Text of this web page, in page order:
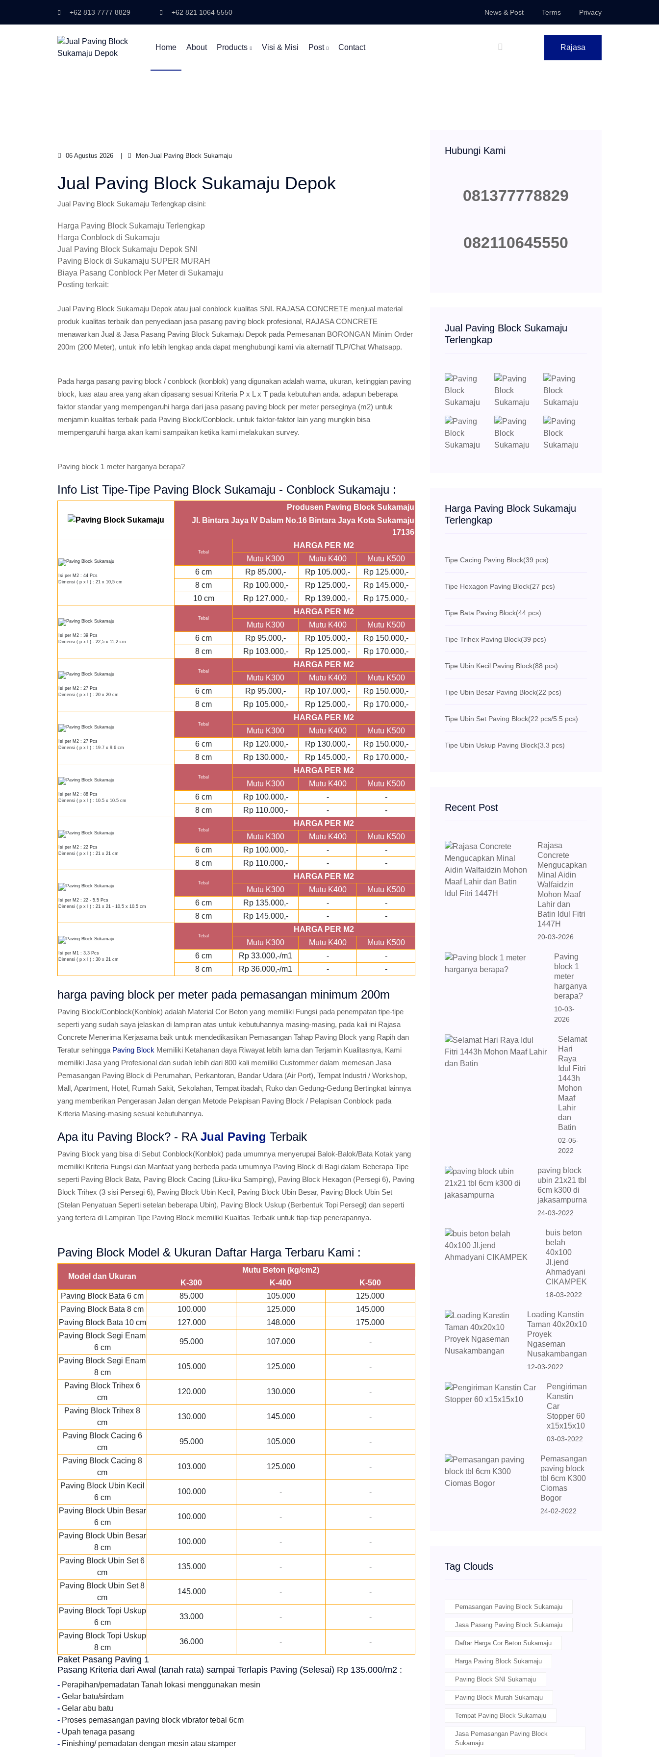
+62 813 7777 8829 +62 821 1064 5550 News & Post Terms Privacy
Home About Products Visi & Misi Post Contact Rajasa
06 Agustus 2026 Men-Jual Paving Block Sukamaju
Jual Paving Block Sukamaju Depok
Jual Paving Block Sukamaju Terlengkap disini:
Harga Paving Block Sukamaju Terlengkap
Harga Conblock di Sukamaju
Jual Paving Block Sukamaju Depok SNI
Paving Block di Sukamaju SUPER MURAH
Biaya Pasang Conblock Per Meter di Sukamaju
Posting terkait:
Jual Paving Block Sukamaju Depok atau jual conblock kualitas SNI. RAJASA CONCRETE menjual material
produk kualitas terbaik dan penyediaan jasa pasang paving block profesional, RAJASA CONCRETE
menawarkan Jual & Jasa Pasang Paving Block Sukamaju Depok pada Pemesanan BORONGAN Minim Order
200m (200 Meter), untuk info lebih lengkap anda dapat menghubungi kami via alternatif TLP/Chat Whatsapp.
Pada harga pasang paving block / conblock (konblok) yang digunakan adalah warna, ukuran, ketinggian paving
block, luas atau area yang akan dipasang sesuai Kriteria P x L x T pada kebutuhan anda. adapun beberapa
faktor standar yang mempengaruhi harga dari jasa pasang paving block per meter perseginya (m2) untuk
menjamin kualitas terbaik pada Paving Block/Conblock. untuk faktor-faktor lain yang mungkin bisa
mempengaruhi harga akan kami sampaikan ketika kami melakukan survey.
Paving block 1 meter harganya berapa?
Info List Tipe-Tipe Paving Block Sukamaju - Conblock Sukamaju :
Produsen Paving Block Sukamaju
Jl. Bintara Jaya IV Dalam No.16 Bintara Jaya Kota Sukamaju
17136
Isi per M2 : 44 Pcs
Dimensi ( p x l ) : 21 x 10,5 cm
Tebal
HARGA PER M2
Mutu K300
Mutu K400
Mutu K500
6 cm
Rp 85.000,- Rp 105.000,-
Rp 125.000,-
8 cm
Rp 100.000,- Rp 125.000,-
Rp 145.000,-
10 cm
Rp 127.000,- Rp 139.000,- Rp 175.000,-
Isi per M2 : 39 Pcs
Dimensi ( p x l ) : 22,5 x 11,2 cm
Tebal
HARGA PER M2
Mutu K300
Mutu K400
Mutu K500
6 cm
Rp 95.000,- Rp 105.000,-
Rp 150.000,-
8 cm
Rp 103.000,- Rp 125.000,- Rp 170.000,-
Isi per M2 : 27 Pcs
Dimensi ( p x l ) : 20 x 20 cm
Tebal
HARGA PER M2
Mutu K300
Mutu K400
Mutu K500
6 cm
Rp 95.000,- Rp 107.000,-
Rp 150.000,-
8 cm
Rp 105.000,- Rp 125.000,- Rp 170.000,-
Isi per M2 : 27 Pcs
Dimensi ( p x l ) : 19.7 x 9.6 cm
Tebal
HARGA PER M2
Mutu K300
Mutu K400
Mutu K500
6 cm
Rp 120.000,- Rp 130.000,-
Rp 150.000,-
8 cm
Rp 130.000,- Rp 145.000,- Rp 170.000,-
Isi per M2 : 88 Pcs
Dimensi ( p x l ) : 10.5 x 10.5 cm
Tebal
HARGA PER M2
Mutu K300
Mutu K400
Mutu K500
6 cm
Rp 100.000,- -
-
8 cm
Rp 110.000,- - -
Isi per M2 : 22 Pcs
Dimensi ( p x l ) : 21 x 21 cm
Tebal
HARGA PER M2
Mutu K300
Mutu K400
Mutu K500
6 cm
Rp 100.000,- -
-
8 cm
Rp 110.000,- - -
Isi per M2 : 22 - 5.5 Pcs
Dimensi ( p x l ) : 21 x 21 - 10,5 x 10,5 cm
Tebal
HARGA PER M2
Mutu K300
Mutu K400
Mutu K500
6 cm
Rp 135.000,- -
-
8 cm
Rp 145.000,- - -
Isi per M1 : 3.3 Pcs
Dimensi ( p x l ) : 30 x 21 cm
Tebal
HARGA PER M2
Mutu K300
Mutu K400
Mutu K500
6 cm
Rp 33.000,-/m1 -
-
8 cm
Rp 36.000,-/m1 - -
harga paving block per meter pada pemasangan minimum 200m
Paving Block/Conblock(Konblok) adalah Material Cor Beton yang memiliki Fungsi pada penempatan tipe-tipe
seperti yang sudah saya jelaskan di lampiran atas untuk kebutuhannya masing-masing, pada kali ini Rajasa
Concrete Menerima Kerjasama baik untuk mendedikasikan Pemasangan Tahap Paving Block yang Rapih dan
Teratur sehingga Paving Block Memiliki Ketahanan daya Riwayat lebih lama dan Terjamin Kualitasnya, Kami
memiliki Jasa yang Profesional dan sudah lebih dari 800 kali memiliki Custommer dalam memesan Jasa
Pemasangan Paving Block di Perumahan, Perkantoran, Bandar Udara (Air Port), Tempat Industri / Workshop,
Mall, Apartment, Hotel, Rumah Sakit, Sekolahan, Tempat ibadah, Ruko dan Gedung-Gedung Bertingkat lainnya
yang memberikan Pengerasan Jalan dengan Metode Pelapisan Paving Block / Pelapisan Conblock pada
Kriteria Masing-masing sesuai kebutuhannya.
Apa itu Paving Block? - RA Jual Paving Terbaik
Paving Block yang bisa di Sebut Conblock(Konblok) pada umumnya menyerupai Balok-Balok/Bata Kotak yang
memiliki Kriteria Fungsi dan Manfaat yang berbeda pada umumnya Paving Block di Bagi dalam Beberapa Tipe
seperti Paving Block Bata, Paving Block Cacing (Liku-liku Samping), Paving Block Hexagon (Persegi 6), Paving
Block Trihex (3 sisi Persegi 6), Paving Block Ubin Kecil, Paving Block Ubin Besar, Paving Block Ubin Set
(Stelan Penyatuan Seperti setelan beberapa Ubin), Paving Block Uskup (Berbentuk Topi Persegi) dan seperti
yang tertera di Lampiran Tipe Paving Block memiliki Kualitas Terbaik untuk tiap-tiap penerapannya.
Paving Block Model & Ukuran Daftar Harga Terbaru Kami :
Model dan Ukuran
Mutu Beton (kg/cm2)
K-300
K-400
K-500
Paving Block Bata 6 cm
85.000 105.000
125.000
Paving Block Bata 8 cm
100.000 125.000
145.000
Paving Block Bata 10 cm
127.000 148.000
175.000
Paving Block Segi Enam
6 cm
95.000 107.000 -
Paving Block Segi Enam
8 cm
105.000 125.000 -
Paving Block Trihex 6
cm
120.000 130.000 -
Paving Block Trihex 8
cm
130.000 145.000 -
Paving Block Cacing 6
cm
95.000 105.000 -
Paving Block Cacing 8
cm
103.000 125.000 -
Paving Block Ubin Kecil
6 cm
100.000 - -
Paving Block Ubin Besar
6 cm
100.000 - -
Paving Block Ubin Besar
8 cm
100.000 - -
Paving Block Ubin Set 6
cm
135.000 - -
Paving Block Ubin Set 8
cm
145.000 - -
Paving Block Topi Uskup
6 cm
33.000 - -
Paving Block Topi Uskup
8 cm
36.000 - -
Paket Pasang Paving 1
Pasang Kriteria dari Awal (tanah rata) sampai Terlapis Paving (Selesai) Rp 135.000/m2 :
- Perapihan/pemadatan Tanah lokasi menggunakan mesin
- Gelar batu/sirdam
- Gelar abu batu
- Proses pemasangan paving block vibrator tebal 6cm
- Upah tenaga pasang
- Finishing/ pemadatan dengan mesin atau stamper
Hubungi Kami
081377778829
082110645550
Jual Paving Block Sukamaju
Terlengkap
Harga Paving Block Sukamaju
Terlengkap
Tipe Cacing Paving Block(39 pcs)
Tipe Hexagon Paving Block(27 pcs)
Tipe Bata Paving Block(44 pcs)
Tipe Trihex Paving Block(39 pcs)
Tipe Ubin Kecil Paving Block(88 pcs)
Tipe Ubin Besar Paving Block(22 pcs)
Tipe Ubin Set Paving Block(22 pcs/5.5 pcs)
Tipe Ubin Uskup Paving Block(3.3 pcs)
Recent Post
Rajasa
Concrete
Mengucapkan
Minal Aidin
Walfaidzin
Mohon Maaf
Lahir dan
Batin Idul Fitri
1447H
20-03-2026
Paving
block 1
meter
harganya
berapa?
10-03-
2026
Selamat
Hari
Raya
Idul Fitri
1443h
Mohon
Maaf
Lahir
dan
Batin
02-05-
2022
paving block
ubin 21x21 tbl
6cm k300 di
jakasampurna
24-03-2022
buis beton
belah
40x100
Jl.jend
Ahmadyani
CIKAMPEK
18-03-2022
Loading Kanstin
Taman 40x20x10
Proyek
Ngaseman
Nusakambangan
12-03-2022
Pengiriman
Kanstin
Car
Stopper 60
x15x15x10
03-03-2022
Pemasangan
paving block
tbl 6cm K300
Ciomas
Bogor
24-02-2022
Tag Clouds
Pemasangan Paving Block Sukamaju
Jasa Pasang Paving Block Sukamaju
Daftar Harga Cor Beton Sukamaju
Harga Paving Block Sukamaju
Paving Block SNI Sukamaju
Paving Block Murah Sukamaju
Tempat Paving Block Sukamaju
Jasa Pemasangan Paving Block
Sukamaju